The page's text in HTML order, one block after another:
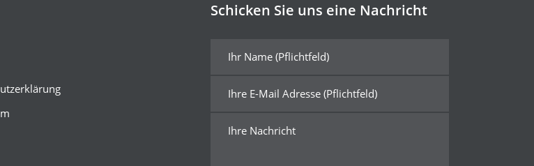
Schicken Sie uns eine Nachricht